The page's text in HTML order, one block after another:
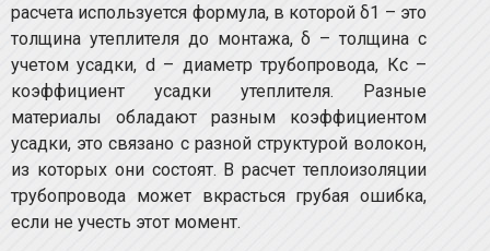
расчета используется формула, в которой δ1 – это
толщина утеплителя до монтажа, δ – толщина с
учетом усадки, d – диаметр трубопровода, Кс –
коэффициент усадки утеплителя. Разные
материалы обладают разным коэффициентом
усадки, это связано с разной структурой волокон,
из которых они состоят. В расчет теплоизоляции
трубопровода может вкрасться грубая ошибка,
если не учесть этот момент.